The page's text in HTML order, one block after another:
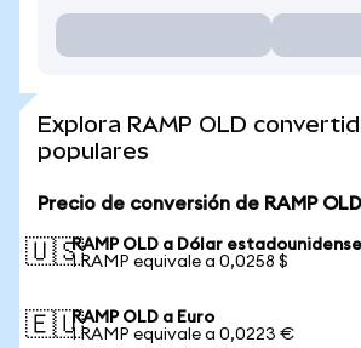
Explora RAMP OLD
populares
Precio de conversión de RAMP
🇺🇸RAMP OLD a Dólar estadounidense
1 RAMP equivale a 0,0258 $
🇪🇺RAMP OLD a Euro
1 RAMP equivale a 0,0223 €